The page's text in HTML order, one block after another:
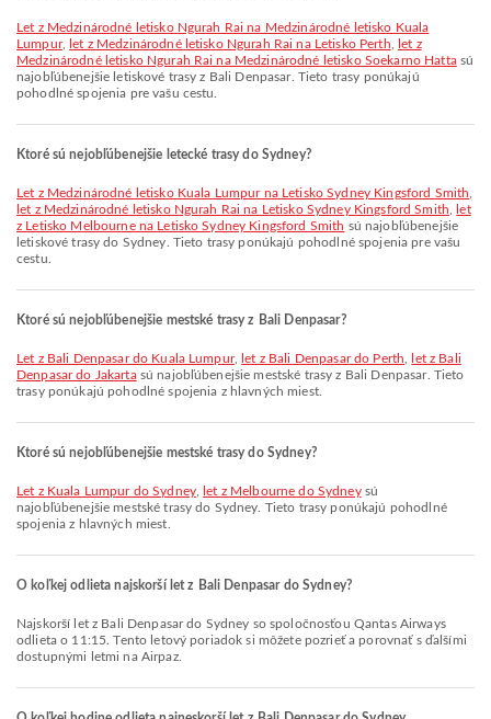
let z Medzinárodné letisko Ngurah Rai na Medzinárodné letisko Kuala
Lumpur, let z Medzinárodné letisko Ngurah Rai na Letisko Perth
let z
Medzinárodné letisko Ngurah Rai na Medzinárodné letisko Soekarno Hattasú
najobľúbenejšie letiskové trasy z Bali Denpasar. Tieto trasy ponúkajú
pohodlné spojenia pre vašu cestu.
Ktoré sú nejobľúbenejšie letecké trasy do Sydney?
let z Medzinárodné letisko Kuala Lumpur na Letisko Sydney Kingsford Smith
let z Medzinárodné letisko Ngurah Rai na Letisko Sydney Kingsford Smith
let
z Letisko Melbourne na Letisko Sydney Kingsford Smith sú najobľúbenejšie
letiskové trasy do Sydney. Tieto trasy ponúkajú pohodlné spojenia pre vašu
cestu.
Ktoré sú nejobľúbenejšie mestské trasy z Bali Denpasar?
let z Bali Denpasar do Kuala Lumpur, let z Bali Denpasar do Perth
let z Bali
Denpasar do Jakartasú najobľúbenejšie mestské trasy z Bali Denpasar. Tieto
trasy ponúkajú pohodlné spojenia z hlavných miest.
Ktoré sú nejobľúbenejšie mestské trasy do Sydney?
let z Kuala Lumpur do Sydney, let z Melbourne do Sydneysú
najobľúbenejšie mestské trasy do Sydney. Tieto trasy ponúkajú pohodlné
spojenia z hlavných miest.
O koľkej odlieta najskorší let z Bali Denpasar do Sydney?
Najskorší let z Bali Denpasar do Sydney so spoločnosťou Qantas Airways
odlieta o 11:15. Tento letový poriadok si môžete pozrieť a porovnať s ďalšími
dostupnými letmi na Airpaz.